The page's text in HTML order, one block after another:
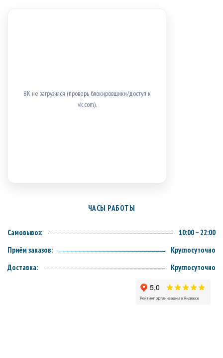
ВК не загрузился (проверь блокировщики/доступ к
vk.com).
ЧАСЫ РАБОТЫ
Самовывоз:
10:00 – 22:00
Приём заказов:
Круглосуточно
Доставка:
Круглосуточно